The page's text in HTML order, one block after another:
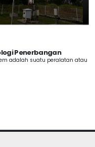
Penerbangan
adalah suatu peralatan atau